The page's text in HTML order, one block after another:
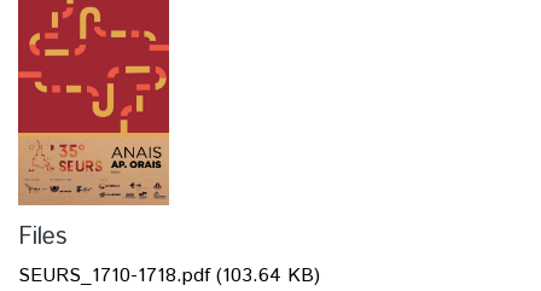
Files
SEURS_1710-1718.pdf(103.64 KB)